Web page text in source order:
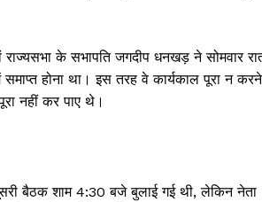
के सभापति जगदीप धनखड़ ने सोमवार
होना था। इस तरह वे कार्यकाल पूरा न करने
नहीं कर पाए थे।
बैठक शाम 4:30 बजे बुलाई गई थी, लेकिन नेता